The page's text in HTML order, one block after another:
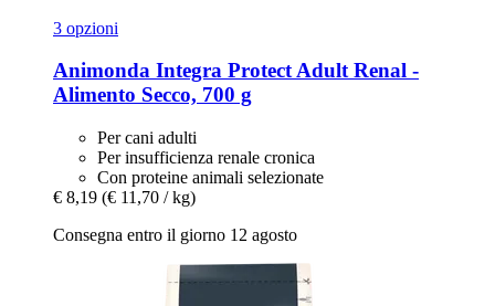
3 opzioni
Animonda Integra Protect Adult Renal -​
Alimento Secco, 700 g
Per cani adulti
Per insufficienza renale cronica
Con proteine animali selezionate
€ 8,19 (€ 11,70 / kg)
Consegna entro il giorno 12 agosto